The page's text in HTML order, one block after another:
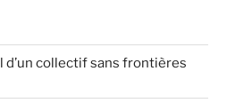
d’un collectif sans frontières